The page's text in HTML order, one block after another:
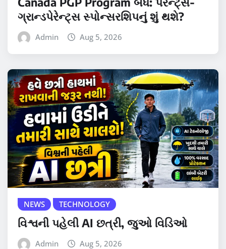
ગ્રાન્ડપેરેન્ટ્સ સ્પોન્સરશિપનું શું થશે?
Admin Aug 5, 2026
NEWS TECHNOLOGY
વિશ્વની પહેલી AI છત્રી, જુઓ વિડિઓ
Admin Aug 5, 2026